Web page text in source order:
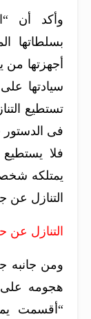
وأكد أن
بسلطاتها
أجهزتها من
سيادتها
تستطيع
فى
فلا
يمتلكه
التنازل عن
التنازل عن
ومن جانبه
هجومه على
“أقسمت